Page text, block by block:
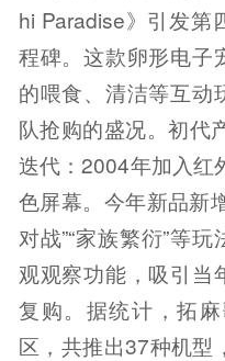
hi Paradise》引发第
程碑。这款卵形电子
的喂食、清洁等互动
队抢购的盛况。初代
迭代：2004年加入红
色屏幕。今年新品新
对战”“家族繁衍”等
观观察功能，吸引当
复购。据统计，拓
区，共推出37种机型